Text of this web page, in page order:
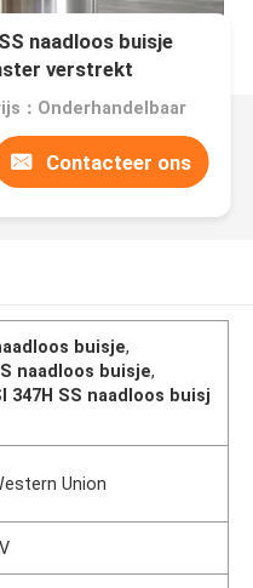
naadloos buisje
verstrekt
：Onderhandelbaar
Contacteer ons
buisje,
naadloos buisje,
347H SS naadloos buisj
Union